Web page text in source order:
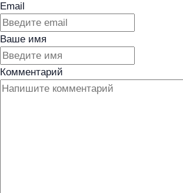
Email
Ваше имя
Комментарий